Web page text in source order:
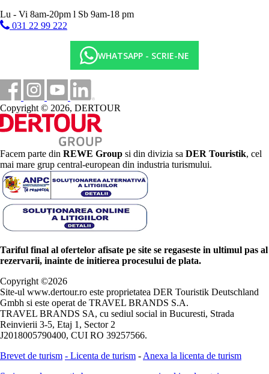
Lu - Vi 8am-20pm l Sb 9am-18 pm
031 22 99 222
WHATSAPP - SCRIE-NE
Copyright © 2026, DERTOUR
Facem parte din REWE Group si din divizia sa DER Touristik, cel
mai mare grup central-european din industria turismului.
Tariful final al ofertelor afisate pe site se regaseste in ultimul pas al
rezervarii, inainte de initierea procesului de plata.
Copyright ©2026
Site-ul www.dertour.ro este proprietatea DER Touristik Deutschland
Gmbh si este operat de TRAVEL BRANDS S.A.
TRAVEL BRANDS SA, cu sediul social in Bucuresti, Strada
Reinvierii 3-5, Etaj 1, Sector 2
J2018005790400, CUI RO 39257566.
Brevet de turism - Licenta de turism - Anexa la licenta de turism